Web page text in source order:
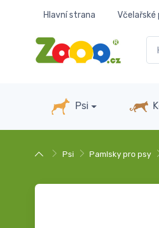
Hlavní strana
Psi
Psi Pamlsky pro psy